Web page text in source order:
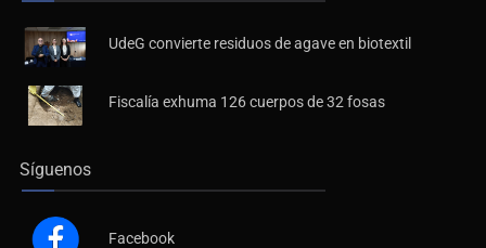
UdeG convierte residuos de agave en biotextil
Fiscalía exhuma 126 cuerpos de 32 fosas
Síguenos
Facebook